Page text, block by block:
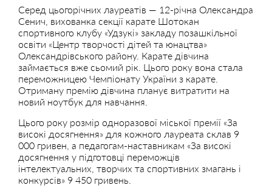
Серед цьогорічних лауреатів — 12-річна Олександра
Сенич, вихованка секції карате Шотокан
спортивного клубу «Удзукі» закладу позашкільної
освіти «Центр творчості дітей та юнацтва»
Олександрівського району. Карате дівчина
займається вже сьомий рік. Цього року вона стала
переможницею Чемпіонату України з карате.
Отриману премію дівчина планує витратити на
новий ноутбук для навчання.
Цього року розмір одноразової міської премії «За
високі досягнення» для кожного лауреата склав 9
000 гривен, а педагогам-наставникам «За високі
досягнення у підготовці переможців
інтелектуальних, творчих та спортивних змагань і
конкурсів» 9 450 гривень.